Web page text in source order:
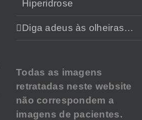
Hiperidrose
Diga adeus às olheiras…
Todas as imagens
retratadas neste website
não correspondem a
imagens de pacientes.